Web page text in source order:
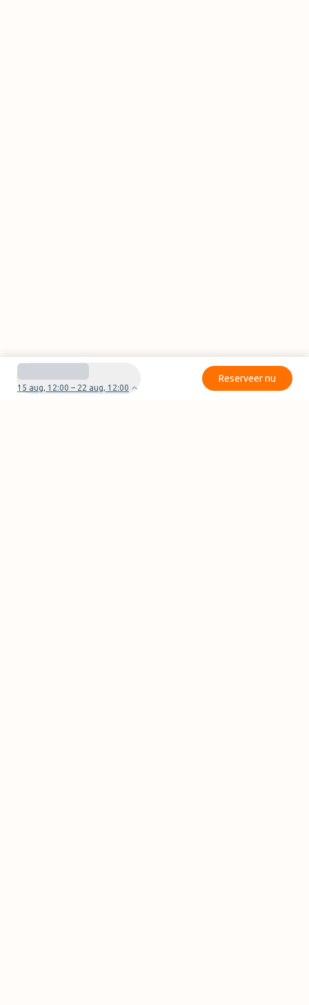
15 aug, 12:00 – 22 aug, 12:00
Reserveer nu